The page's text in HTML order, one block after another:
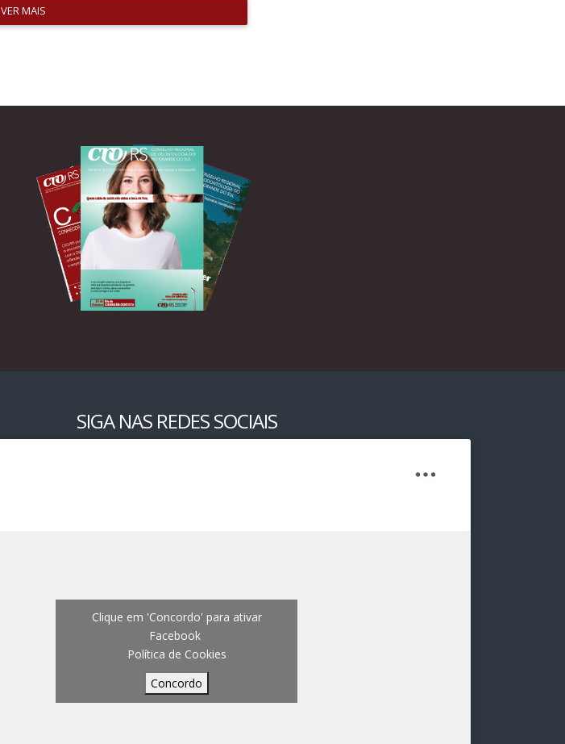
VER MAIS
SIGA NAS REDES SOCIAIS
Clique em 'Concordo' para ativar
Facebook
Política de Cookies
Concordo